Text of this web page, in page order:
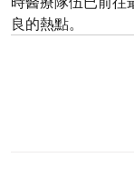
良的熱點。